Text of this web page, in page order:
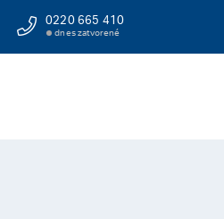
0220 665 410
dnes zatvorené